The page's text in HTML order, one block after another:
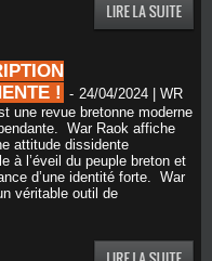
!
- 24/04/2024 | WR
une revue bretonne moderne
War Raok affiche
attitude dissidente
à l’éveil du peuple breton et
d’une identité forte. War
véritable outil de